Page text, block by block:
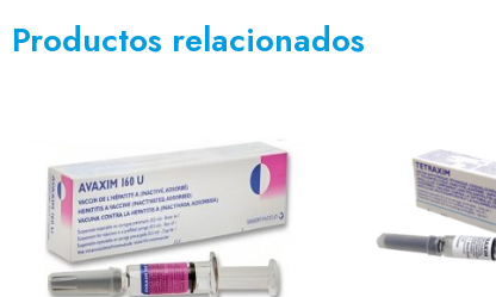
Productos relacionados